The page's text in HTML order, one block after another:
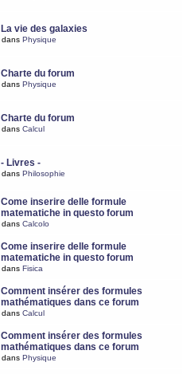
La vie des galaxies
dans Physique
Charte du forum
dans Physique
Charte du forum
dans Calcul
- Livres -
dans Philosophie
Come inserire delle formule
matematiche in questo forum
dans Calcolo
Come inserire delle formule
matematiche in questo forum
dans Fisica
Comment insérer des formules
mathématiques dans ce forum
dans Calcul
Comment insérer des formules
mathématiques dans ce forum
dans Physique